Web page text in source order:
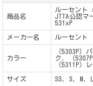
商品名
ルーセント
JTTA公認マ
531xP
メーカー名 ルーセント
カラー
（5303P）
ク, （
（5311P）
サイズ SS, S, M,